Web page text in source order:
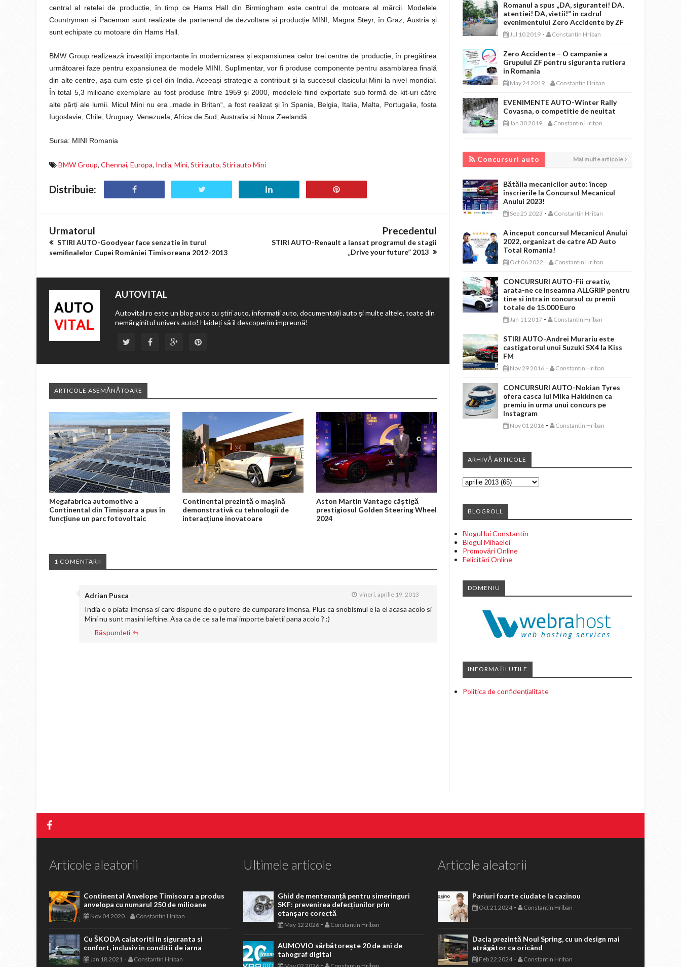
central al rețelei de producție, în timp ce Hams Hall din Birmingham este centrul de motoare al mărcii. Modelele
Countryman și Paceman sunt realizate de partenerul de dezvoltare și producție MINI, Magna Steyr, în Graz, Austria și
sunt echipate cu motoare din Hams Hall.
BMW Group realizează investiții importante în modernizarea și expansiunea celor trei centre de producție, în pregătirea
următoarei faze pentru expansiunea de modele MINI. Suplimentar, vor fi produse componente pentru asamblarea finală
din alte centre, așa cum este și cel din India. Aceeași strategie a contribuit și la succesul clasicului Mini la nivel mondial.
În total 5,3 milioane exemplare au fost produse între 1959 și 2000, modelele fiind exportate sub formă de kit-uri către
alte părți ale lumii. Micul Mini nu era „made in Britan“, a fost realizat și în Spania, Belgia, Italia, Malta, Portugalia, fosta
Iugoslavie, Chile, Uruguay, Venezuela, Africa de Sud, Australia și Noua Zeelandă.
Sursa: MINI Romania
BMW Group, Chennai, Europa, India, Mini, Stiri auto, Stiri auto Mini
Distribuie:
Urmatorul
STIRI AUTO-Goodyear face senzatie in turul
semifinalelor Cupei României Timisoreana 2012-2013
Precedentul
STIRI AUTO-Renault a lansat programul de stagii
„Drive your future” 2013
AUTOVITAL
Autovital.ro este un blog auto cu știri auto, informații auto, documentații auto și multe altele, toate din
nemărginitul univers auto! Haideți să îl descoperim împreună!
ARTICOLE ASEMĂNĂTOARE
Megafabrica automotive a
Continental din Timișoara a pus în
funcțiune un parc fotovoltaic
Continental prezintă o mașină
demonstrativă cu tehnologii de
interacțiune inovatoare
Aston Martin Vantage câștigă
prestigiosul Golden Steering Wheel
2024
1 COMENTARII
Adrian Pusca vineri, aprilie 19, 2013
India e o piata imensa si care dispune de o putere de cumparare imensa. Plus ca snobismul e la el acasa acolo si
Mini nu sunt masini ieftine. Asa ca de ce sa le mai importe baietii pana acolo ? :)
Răspundeți
Romanul a spus „DA, sigurantei! DA,
atentiei! DA, vietii!” in cadrul
evenimentului Zero Accidente by ZF
Jul 10 2019 - Constantin Hriban
Zero Accidente – O campanie a
Grupului ZF pentru siguranta rutiera
in Romania
May 24 2019 - Constantin Hriban
EVENIMENTE AUTO-Winter Rally
Covasna, o competitie de neuitat
Jan 30 2019 - Constantin Hriban
Concursuri auto Mai multe articole
Bătălia mecanicilor auto: încep
înscrierile la Concursul Mecanicul
Anului 2023!
Sep 25 2023 - Constantin Hriban
A inceput concursul Mecanicul Anului
2022, organizat de catre AD Auto
Total Romania!
Oct 06 2022 - Constantin Hriban
CONCURSURI AUTO-Fii creativ,
arata-ne ce inseamna ALLGRIP pentru
tine si intra in concursul cu premii
totale de 15.000 Euro
Jan 11 2017 - Constantin Hriban
STIRI AUTO-Andrei Murariu este
castigatorul unui Suzuki SX4 la Kiss
FM
Nov 29 2016 - Constantin Hriban
CONCURSURI AUTO-Nokian Tyres
ofera casca lui Mika Häkkinen ca
premiu in urma unui concurs pe
Instagram
Nov 01 2016 - Constantin Hriban
ARHIVĂ ARTICOLE
BLOGROLL
Blogul lui Constantin
Blogul Mihaelei
Promovări Online
Felicitări Online
DOMENIU
INFORMAȚII UTILE
Politica de confidențialitate
Articole aleatorii
Continental Anvelope Timisoara a produs
anvelopa cu numarul 250 de milioane
Nov 04 2020 - Constantin Hriban
Cu ŠKODA calatoriti in siguranta si
confort, inclusiv in conditii de iarna
Jan 18 2021 - Constantin Hriban
Ultimele articole
Ghid de mentenanță pentru simeringuri
SKF: prevenirea defecțiunilor prin
etanșare corectă
May 12 2026 - Constantin Hriban
AUMOVIO sărbătorește 20 de ani de
tahograf digital
-
Articole aleatorii
Pariuri foarte ciudate la cazinou
Oct 21 2024- Constantin Hriban
Dacia prezintă Noul Spring, cu un design mai
atrăgător ca oricând
Feb 22 2024- Constantin Hriban